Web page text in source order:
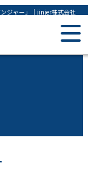
ジャー」｜jinjer株式会社